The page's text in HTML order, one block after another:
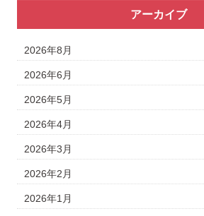
アーカイブ
2026年8月
2026年6月
2026年5月
2026年4月
2026年3月
2026年2月
2026年1月